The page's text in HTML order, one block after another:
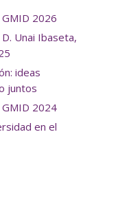
GMID 2026
Unai Ibaseta,
ideas
juntos
GMID 2024
en el